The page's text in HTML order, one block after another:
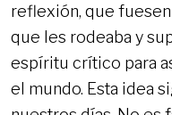
reflexión, que
que les rodeaba y
espíritu crítico para
el mundo. Esta idea